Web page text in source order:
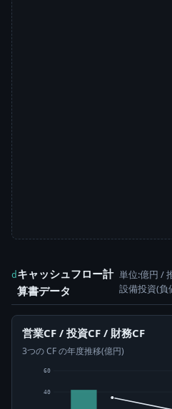
d キャッシュフロー計
算書データ
単位:億円 /
設備投資(負
営業CF / 投資CF / 財務CF
3つの CF の年度推移(億円)
40
60